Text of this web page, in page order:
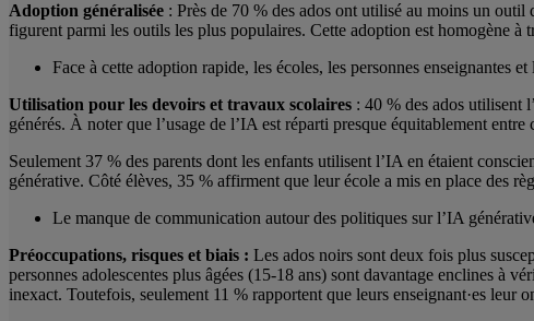
Adoption généralisée : Près de 70 % des ados ont utilisé au moins un
figurent parmi les outils les plus populaires. Cette adoption est homogène à
Face à cette adoption rapide, les écoles, les personnes enseignantes
Utilisation pour les devoirs et travaux scolaires : 40 % des ados utilisent
générés. À noter que l’usage de l’IA est réparti presque équitablement
Seulement 37 % des parents dont les enfants utilisent l’IA en étaient
générative. Côté élèves, 35 % affirment que leur école a mis en place des
Le manque de communication autour des politiques sur l’IA
Préoccupations, risques et biais : Les ados noirs sont deux fois plus
personnes adolescentes plus âgées (15-18 ans) sont davantage enclines à
inexact. Toutefois, seulement 11 % rapportent que leurs enseignant·es leur